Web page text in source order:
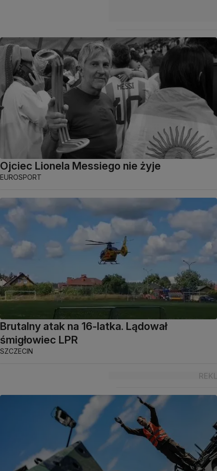
Ojciec Lionela Messiego nie żyje
EUROSPORT
Brutalny atak na 16-latka. Lądował
śmigłowiec LPR
SZCZECIN